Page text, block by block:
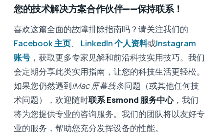
您的技术解决方案合作伙伴——保持联系！
喜欢这篇全面的故障排除指南吗？请关注我们的
Facebook 主页、 LinkedIn 个人资料或Instagram
账号 ，获取更多专家见解和前沿科技实用技巧。我们
会定期分享此类实用指南，让您的科技生活更轻松。
如果您仍然遇到iMac 屏幕线条问题（或其他任何技
术问题），欢迎随时联系 Esmond 服务中心，我们
将为您提供专业的咨询服务。我们的团队将以友好专
业的服务，帮助您充分发挥设备的性能。